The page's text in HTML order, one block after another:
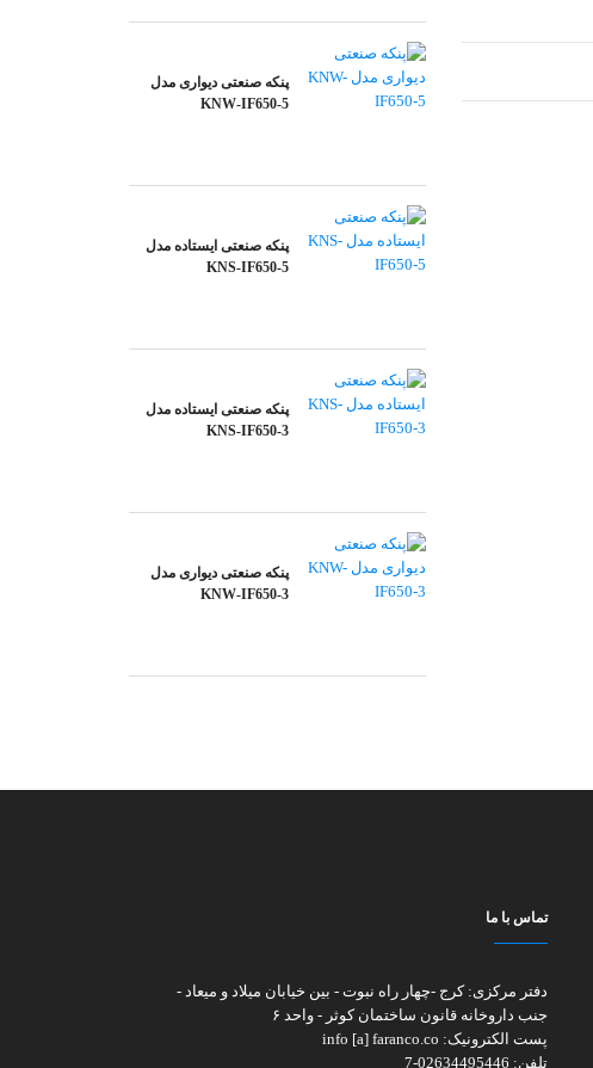
پنکه صنعتی دیواری مدل
KNW-IF650-5
پنکه صنعتی ایستاده مدل
KNS-IF650-5
پنکه صنعتی ایستاده مدل
KNS-IF650-3
پنکه صنعتی دیواری مدل
KNW-IF650-3
تماس با ما
دفتر مرکزی: کرج -چهار راه نبوت - بین خیابان میلاد و میعاد -
جنب داروخانه قانون ساختمان کوثر - واحد ۶
پست الکترونیک:
تلفن: